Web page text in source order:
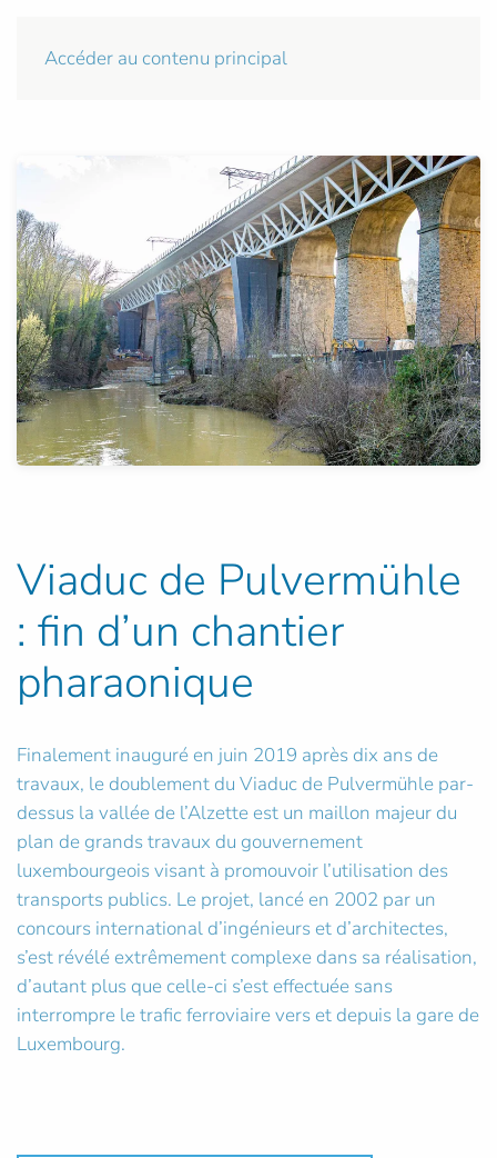
Accéder au contenu principal
Viaduc de Pulvermühle
: fin d’un chantier
pharaonique
Finalement inauguré en juin 2019 après dix ans de
travaux, le doublement du Viaduc de Pulvermühle par-
dessus la vallée de l’Alzette est un maillon majeur du
plan de grands travaux du gouvernement
luxembourgeois visant à promouvoir l’utilisation des
transports publics. Le projet, lancé en 2002 par un
concours international d’ingénieurs et d’architectes,
s’est révélé extrêmement complexe dans sa réalisation,
d’autant plus que celle-ci s’est effectuée sans
interrompre le trafic ferroviaire vers et depuis la gare de
Luxembourg.